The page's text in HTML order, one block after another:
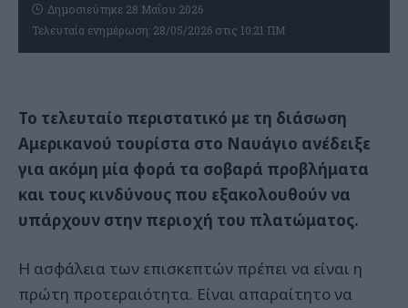
Τελευταία ενημέρωση: 28/05/2026 στις 10:21 ΠΜ
Δημοσιεύτηκε 28 Μαΐου 2026
Το τελευταίο περιστατικό με τη διάσωση
Αμερικανού τουρίστα στο Ναυάγιο ανέδειξε
για ακόμη μία φορά τα σοβαρά προβλήματα
και τους κινδύνους που εξακολουθούν να
υπάρχουν στην περιοχή του πλατώματος.
Η ασφάλεια των επισκεπτών πρέπει να είναι η
πρώτη προτεραιότητα. Είναι απαραίτητο να